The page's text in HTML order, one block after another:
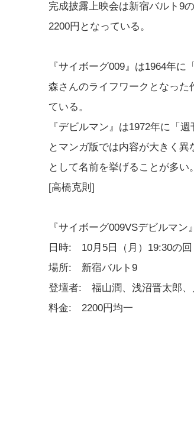
完成披露上映会は新宿バルト9
2200円となっている。
『サイボーグ009』は1964年
森さんのライフワークとなっ
ている。
『デビルマン』は1972年に「
とマンガ版では内容が大きく
として名前を挙げることが多い。
[高橋克則]
『サイボーグ009VSデビルマン
日時: 10月5日（月）19:30の回
場所: 新宿バルト9
登壇者: 福山潤、浅沼晋太郎、
料金: 2200円均一